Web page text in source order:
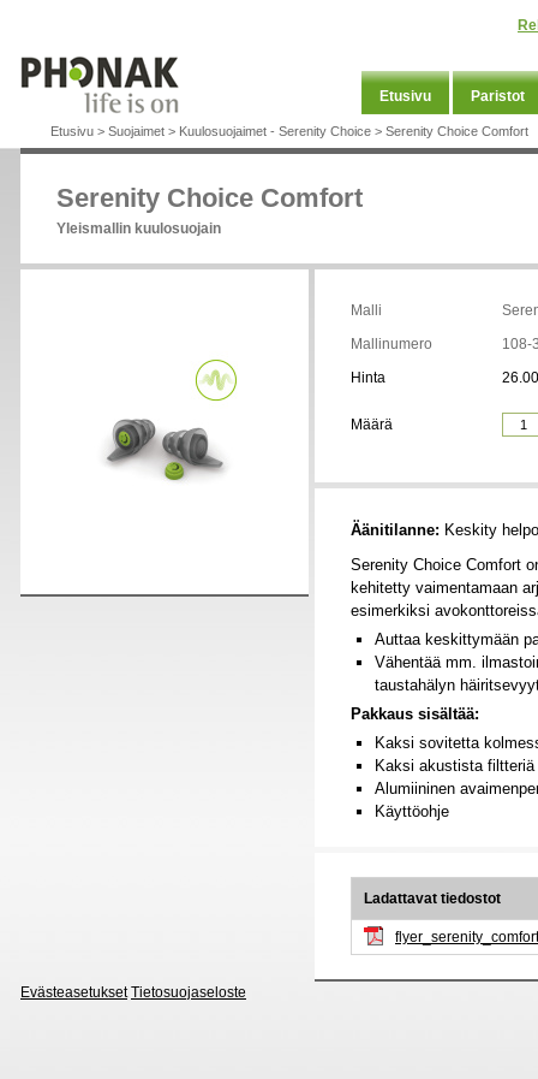
Etusivu Paristot
Etusivu > Suojaimet > Kuulosuojaimet - Serenity Choice > Serenity Choice Comfort
Serenity Choice Comfort
Yleismallin kuulosuojain
Malli
Mallinumero
108-
Hinta
Määrä
Äänitilanne: Keskity
Serenity Choice Comfort
kehitetty vaimentamaan
esimerkiksi
Auttaa keskittymään
Vähentää mm.
taustahälyn
Pakkaus sisältää:
Kaksi sovitetta
Kaksi akustista filtteriä
Alumiininen
Käyttöohje
Ladattavat tiedostot
Evästeasetukset Tietosuojaseloste